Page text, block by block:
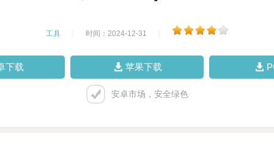
工具 时间：2024-12-31
下载 苹果下载
安卓市场，安全绿色